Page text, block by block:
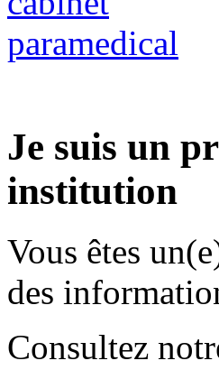
Je suis un
institution
Vous êtes
des
Consultez